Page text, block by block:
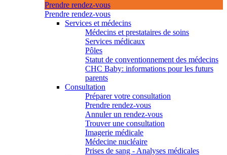
Prendre rendez-vous
Prendre rendez-vous
Services et médecins
Médecins et prestataires de soins
Services médicaux
Pôles
Statut de conventionnement des médecins
CHC Baby: informations pour les futurs
parents
Consultation
Préparer votre consultation
Prendre rendez-vous
Annuler un rendez-vous
Trouver une consultation
Imagerie médicale
Médecine nucléaire
Prises de sang - Analyses médicales